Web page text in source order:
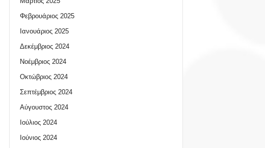
Φεβρουάριος 2025
Ιανουάριος 2025
Δεκέμβριος 2024
Νοέμβριος 2024
Οκτώβριος 2024
Σεπτέμβριος 2024
Αύγουστος 2024
Ιούλιος 2024
Ιούνιος 2024